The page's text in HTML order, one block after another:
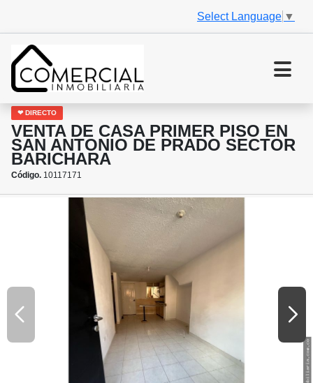
Select Language ▼
❤ DIRECTO
VENTA DE CASA PRIMER PISO EN
SAN ANTONIO DE PRADO SECTOR
BARICHARA
Código. 10117171